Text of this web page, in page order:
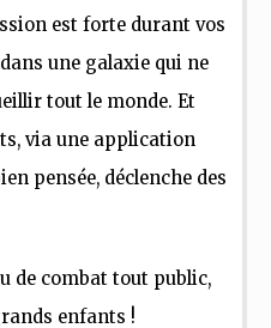
est forte durant vos
une galaxie qui ne
tout le monde. Et
via une application
pensée, déclenche des
de combat tout public,
enfants !